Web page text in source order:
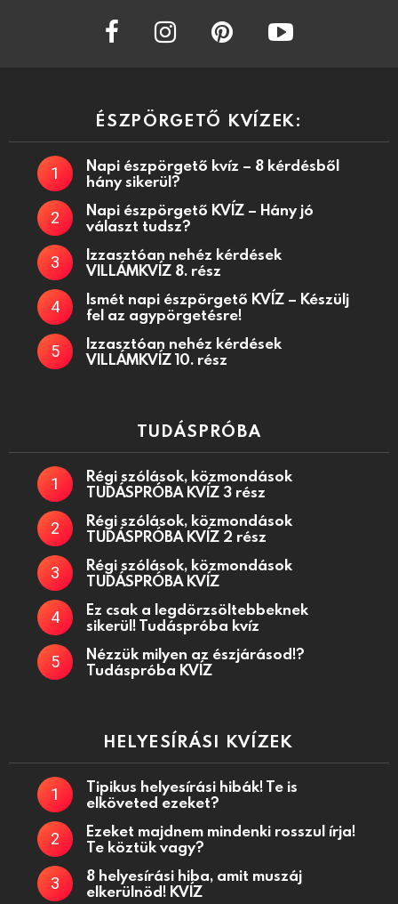
facebook instagram
ÉSZPÖRGETŐ KVÍZEK:
Napi észpörgető kvíz – 8 kérdésből
hány sikerül?
Napi észpörgető KVÍZ – Hány jó
választ tudsz?
Izzasztóan nehéz kérdések
VILLÁMKVÍZ 8. rész
Ismét napi észpörgető KVÍZ – Készülj
fel az agypörgetésre!
Izzasztóan nehéz kérdések
VILLÁMKVÍZ 10. rész
TUDÁSPRÓBA
Régi szólások, közmondások
TUDÁSPRÓBA KVÍZ 3 rész
Régi szólások, közmondások
TUDÁSPRÓBA KVÍZ 2 rész
Régi szólások, közmondások
TUDÁSPRÓBA KVÍZ
Ez csak a legdörzsöltebbeknek
sikerül! Tudáspróba kvíz
Nézzük milyen az észjárásod!?
Tudáspróba KVÍZ
HELYESÍRÁSI KVÍZEK
Tipikus helyesírási hibák! Te is
elköveted ezeket?
Ezeket majdnem mindenki rosszul írja!
Te köztük vagy?
8 helyesírási hiba, amit muszáj
elkerülnöd! KVÍZ